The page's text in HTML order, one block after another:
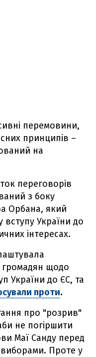
перемовини,
принципів –
на
переговорів
з боку
Орбана, який
України до
інтересах.
громадян щодо
України до ЄС, та
проти.
про "розрив"
не погіршити
Маї Санду перед
Проте у